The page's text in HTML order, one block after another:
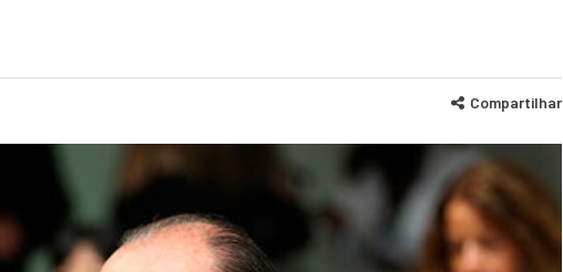
Compartilhar